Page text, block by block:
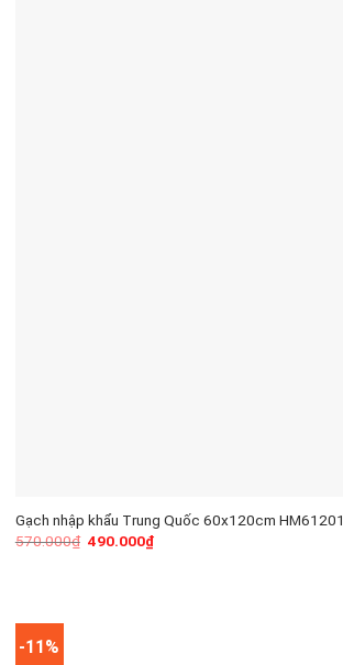
Gạch nhập khẩu Trung Quốc 60x120cm HM61201
570.000₫ 490.000₫
-11%